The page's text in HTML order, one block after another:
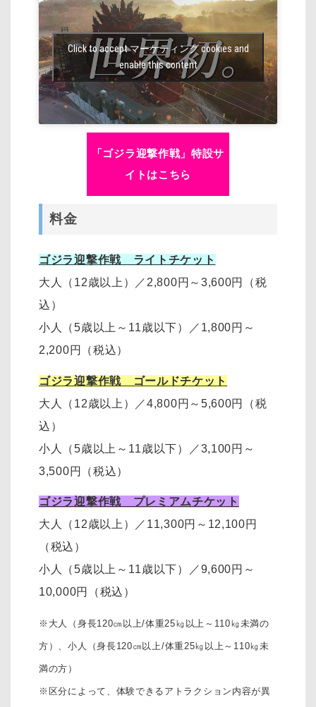
Click to accept マーケティング cookies and
enable this content
「ゴジラ迎撃作戦」特設サ
イトはこちら
料金
ゴジラ迎撃作戦 ライトチケット
大人（12歳以上）
／ 2,800円～3,600円
（税
込）
小人（5歳以上～11歳以下）
／ 1,800円～
2,200円
（税込）
ゴジラ迎撃作戦 ゴールドチケット
大人（12歳以上）
／4,800円～5,600円（税
込）
小人（5歳以上～11歳以下）
／3,100円～
3,500円
（税込）
ゴジラ迎撃作戦 プレミアムチケット
大人（12歳以上）
／11,300円～12,100円
（税込）
小人（5歳以上～11歳以下）
／9,600円～
10,000円
（税込）
※大人（身長120㎝以上/体重25㎏以上～110㎏未満の
方）、小人（身長120㎝以上/体重25㎏以上～110㎏未
満の方）
※区分によって、体験できるアトラクション内容が異